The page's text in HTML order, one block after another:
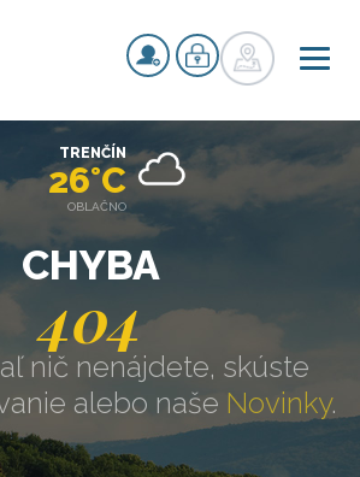
CHYBA
404
nič nenájdete, skúste
alebo naše Novinky.
TRENČÍN
26°C
OBLAČNO